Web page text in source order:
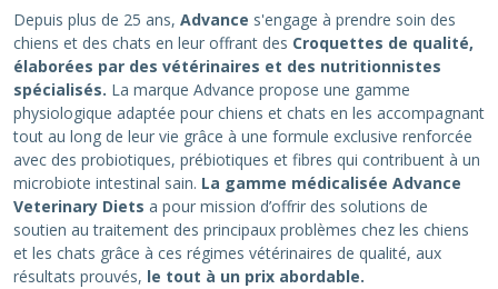
Depuis plus de 25 ans, Advance s'engage à prendre soin des
chiens et des chats en leur offrant des Croquettes de qualité,
élaborées par des vétérinaires et des nutritionnistes
spécialisés. La marque Advance propose une gamme
physiologique adaptée pour chiens et chats en les accompagnant
tout au long de leur vie grâce à une formule exclusive renforcée
avec des probiotiques, prébiotiques et fibres qui contribuent à un
microbiote intestinal sain. La gamme médicalisée Advance
Veterinary Diets a pour mission d’offrir des solutions de
soutien au traitement des principaux problèmes chez les chiens
et les chats grâce à ces régimes vétérinaires de qualité, aux
résultats prouvés, le tout à un prix abordable.